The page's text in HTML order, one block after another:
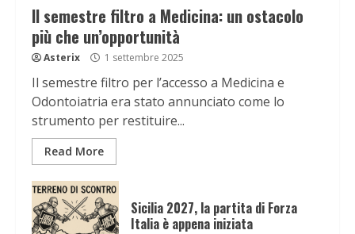
Il semestre filtro a Medicina: un ostacolo
più che un’opportunità
Asterix 1 settembre 2025
Il semestre filtro per l’accesso a Medicina e
Odontoiatria era stato annunciato come lo
strumento per restituire...
Read More
Sicilia 2027, la partita di Forza
Italia è appena iniziata